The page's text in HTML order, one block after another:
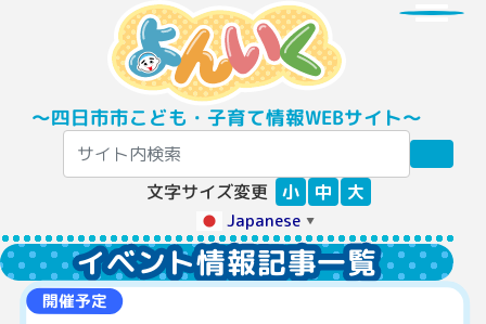
〜四日市市こども・子育て情報WEBサイト〜
文字サイズ変更 小 中 大
Japanese ▼
イベント情報記事一覧
開催予定